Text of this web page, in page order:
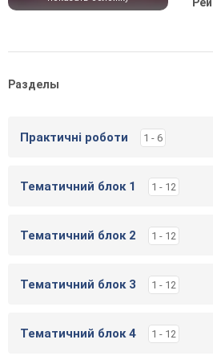
Разделы
Практичні роботи 1 - 6
Тематичний блок 1 1 - 12
Тематичний блок 2 1 - 12
Тематичний блок 3 1 - 12
Тематичний блок 4 1 - 12